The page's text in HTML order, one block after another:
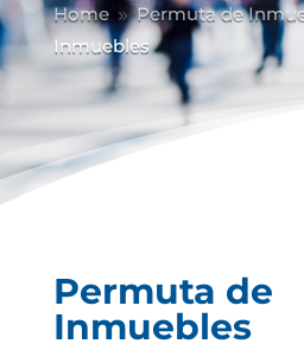
Home 9 Permuta de
Inmuebles
Permuta de
Inmuebles